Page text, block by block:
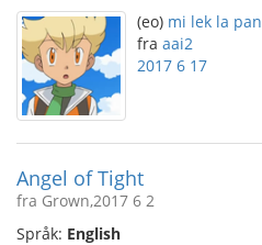
(eo) mi lek la pan
fra aai2
2017 6 17
Angel of Tight
fra Grown,2017 6 2
Språk: English